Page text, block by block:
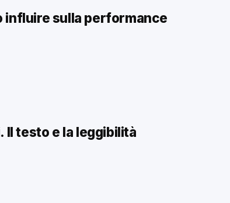
influire sulla performance
testo e la leggibilità